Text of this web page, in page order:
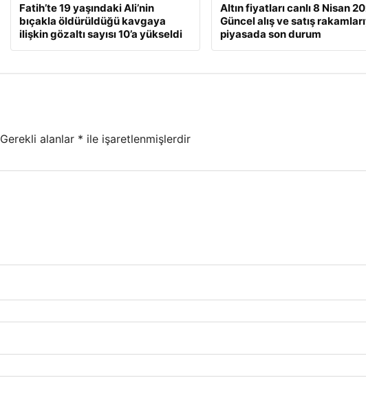
Fatih’te 19 yaşındaki Ali’nin
bıçakla öldürüldüğü kavgaya
ilişkin gözaltı sayısı 10’a yükseldi
Altın fiyatları canlı 8 Nisan
Güncel alış ve satış
piyasada son durum
Gerekli alanlar * ile işaretlenmişlerdir